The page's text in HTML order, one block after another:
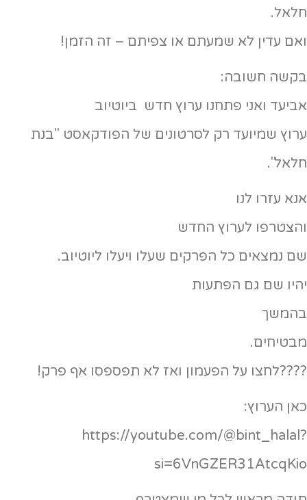
חלאל.
ואם עדין לא שמעתם או צפיתם – זה הזמן!
בקשה חשובה:
אביעד ואני פתחנו ערוץ חדש ביוטיוב
ערוץ שמיועד רק לסרטונים של הפודקאסט "בנת
חלאל".
אנא עזרו לנו
והצטרפו לערוץ החדש
שם נמצאים כל הפרקים שעלו ויעלו ליוטיוב.
יהיו שם גם הפתעות
בהמשך
מבטיחים.
????לחצו על הפעמון ואז לא תפספסו אף פרק!
כאן הערוץ:
https://youtube.com/@bint_halal?
si=6VnGZER31AtcqKio